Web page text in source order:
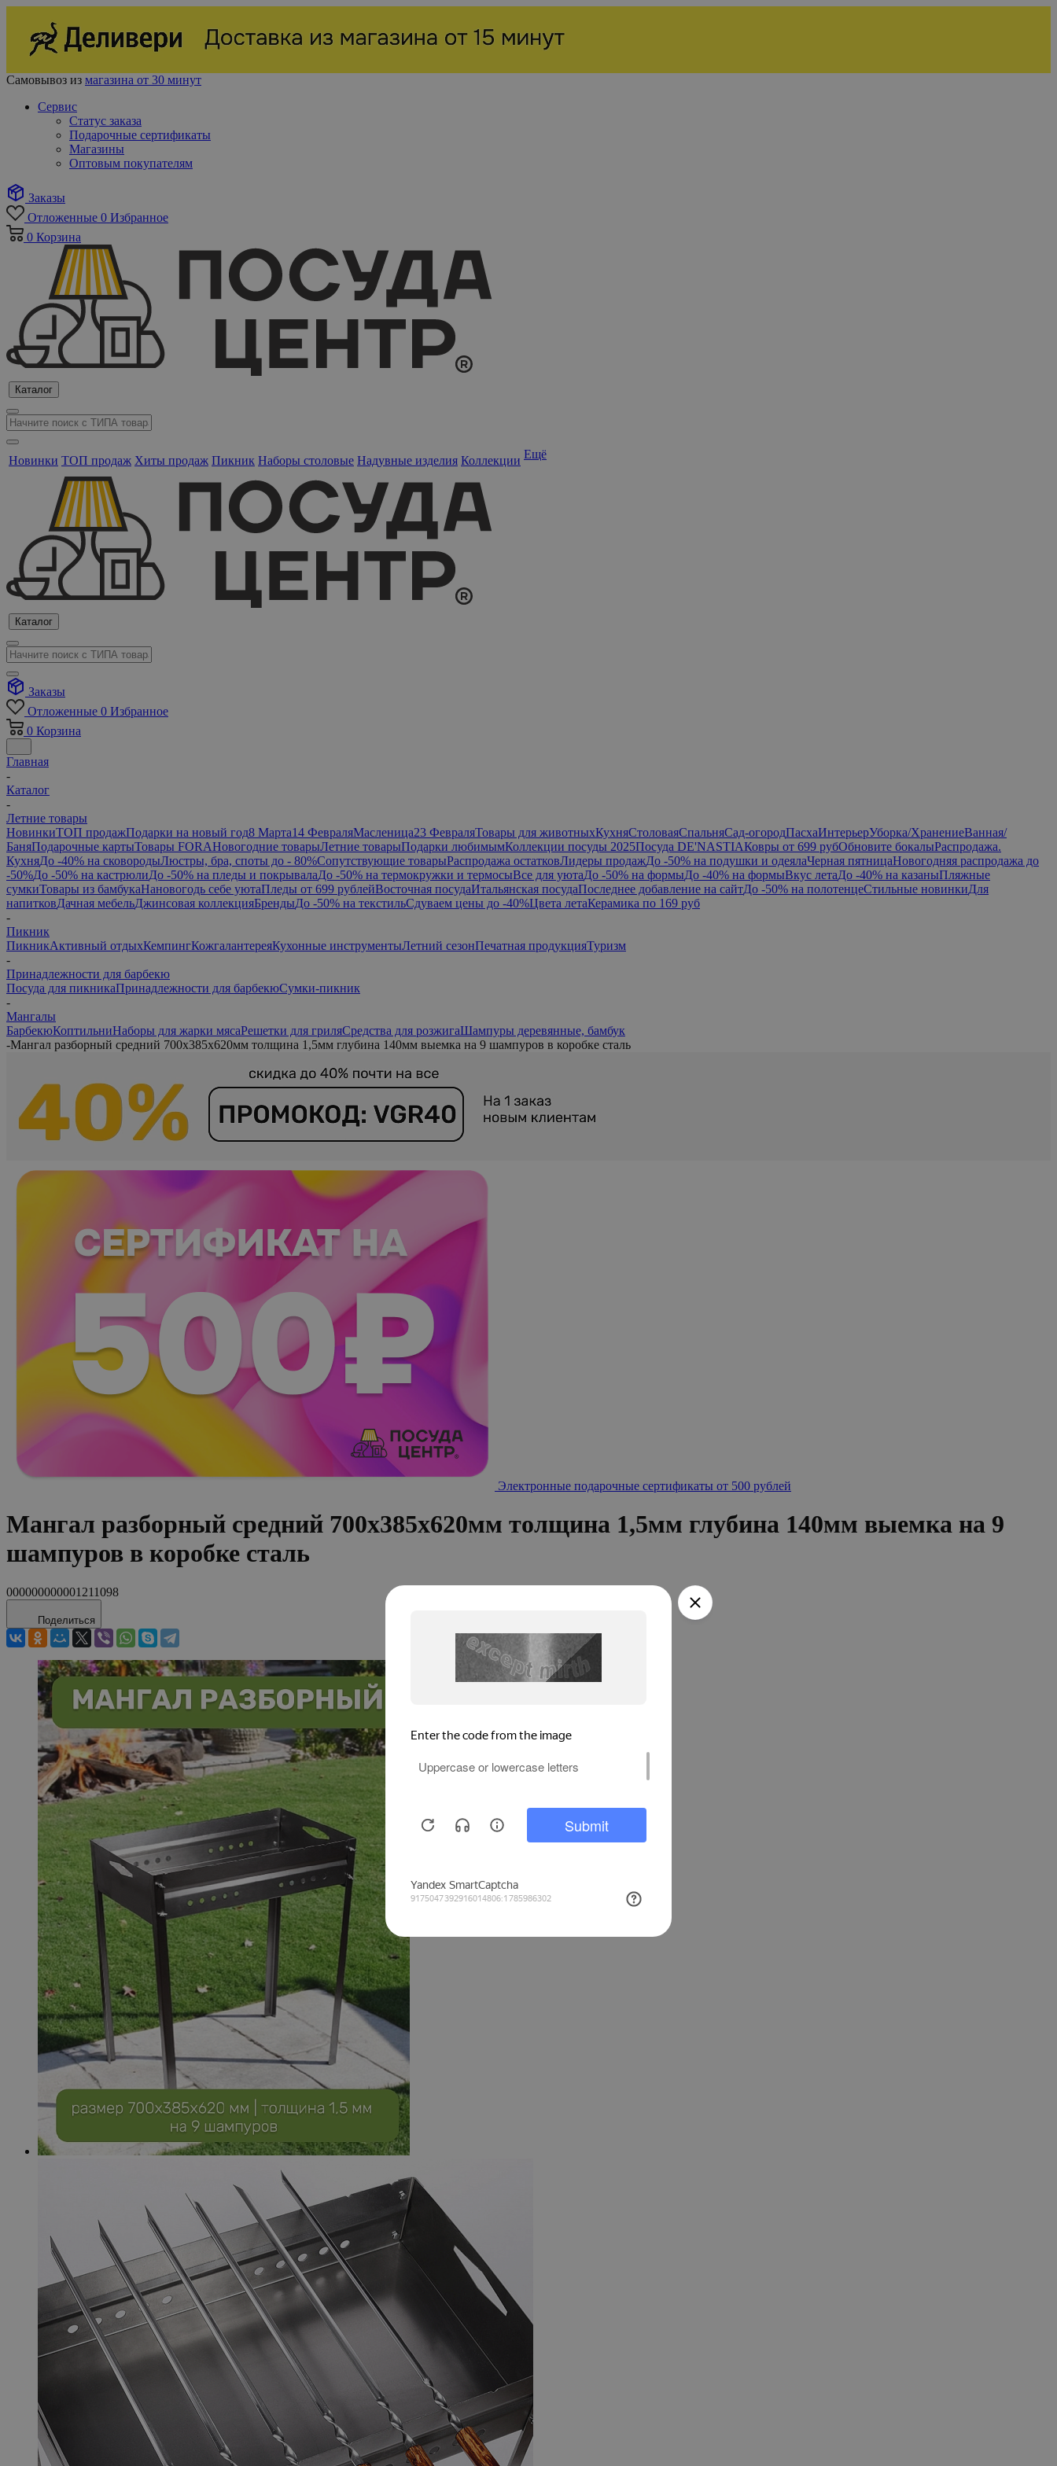
Самовывоз из магазина от 30 минут
Сервис
Статус заказа
Подарочные сертификаты
Магазины
Оптовым покупателям
Заказы
Отложенные 0 Избранное
0 Корзина
Каталог
Новинки ТОП продаж Хиты продаж Пикник Наборы столовые Надувные изделия Коллекции Ещё
Каталог
Заказы
Отложенные 0 Избранное
0 Корзина
Главная
-
Каталог
-
Летние товары
НовинкиТОП продажПодарки на новый год8 Марта14 ФевраляМасленица23 ФевраляТовары для животныхКухняСтоловаяСпальняСад-огородПасхаИнтерьерУборка/ХранениеВанная/
БаняПодарочные картыТовары FORAНовогодние товарыЛетние товарыПодарки любимымКоллекции посуды 2025Посуда DE'NASTIAКовры от 699 рубОбновите бокалыРаспродажа.
КухняДо -40% на сковородыЛюстры, бра, споты до - 80%Сопутствующие товарыРаспродажа остатковЛидеры продажДо -50% на подушки и одеялаЧерная пятницаНовогодняя распродажа до
-50%До -50% на кастрюлиДо -50% на пледы и покрывалаДо -50% на термокружки и термосыВсе для уютаДо -50% на формыДо -40% на формыВкус летаДо -40% на казаныПляжные
сумкиТовары из бамбукаНановогодь себе уютаПледы от 699 рублейВосточная посудаИтальянская посудаПоследнее добавление на сайтДо -50% на полотенцеСтильные новинкиДля
напитковДачная мебельДжинсовая коллекцияБрендыДо -50% на текстильСдуваем цены до -40%Цвета летаКерамика по 169 руб
-
Пикник
ПикникАктивный отдыхКемпингКожгалантереяКухонные инструментыЛетний сезонПечатная продукцияТуризм
-
Принадлежности для барбекю
Посуда для пикникаПринадлежности для барбекюСумки-пикник
-
Мангалы
БарбекюКоптильниНаборы для жарки мясаРешетки для гриляСредства для розжигаШампуры деревянные, бамбук
-Мангал разборный средний 700х385х620мм толщина 1,5мм глубина 140мм выемка на 9 шампуров в коробке сталь
Электронные подарочные сертификаты от 500 рублей
Мангал разборный средний 700х385х620мм толщина 1,5мм глубина 140мм выемка на 9
шампуров в коробке сталь
000000000001211098
Поделиться